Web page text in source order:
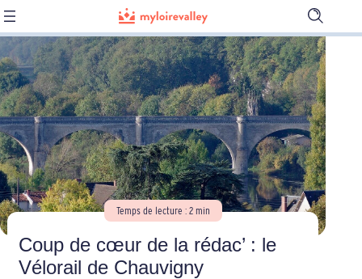
Ouvrir
la
barre
de
Temps de lecture : 2 min
Coup de cœur de la rédac’ : le
Vélorail de Chauvigny